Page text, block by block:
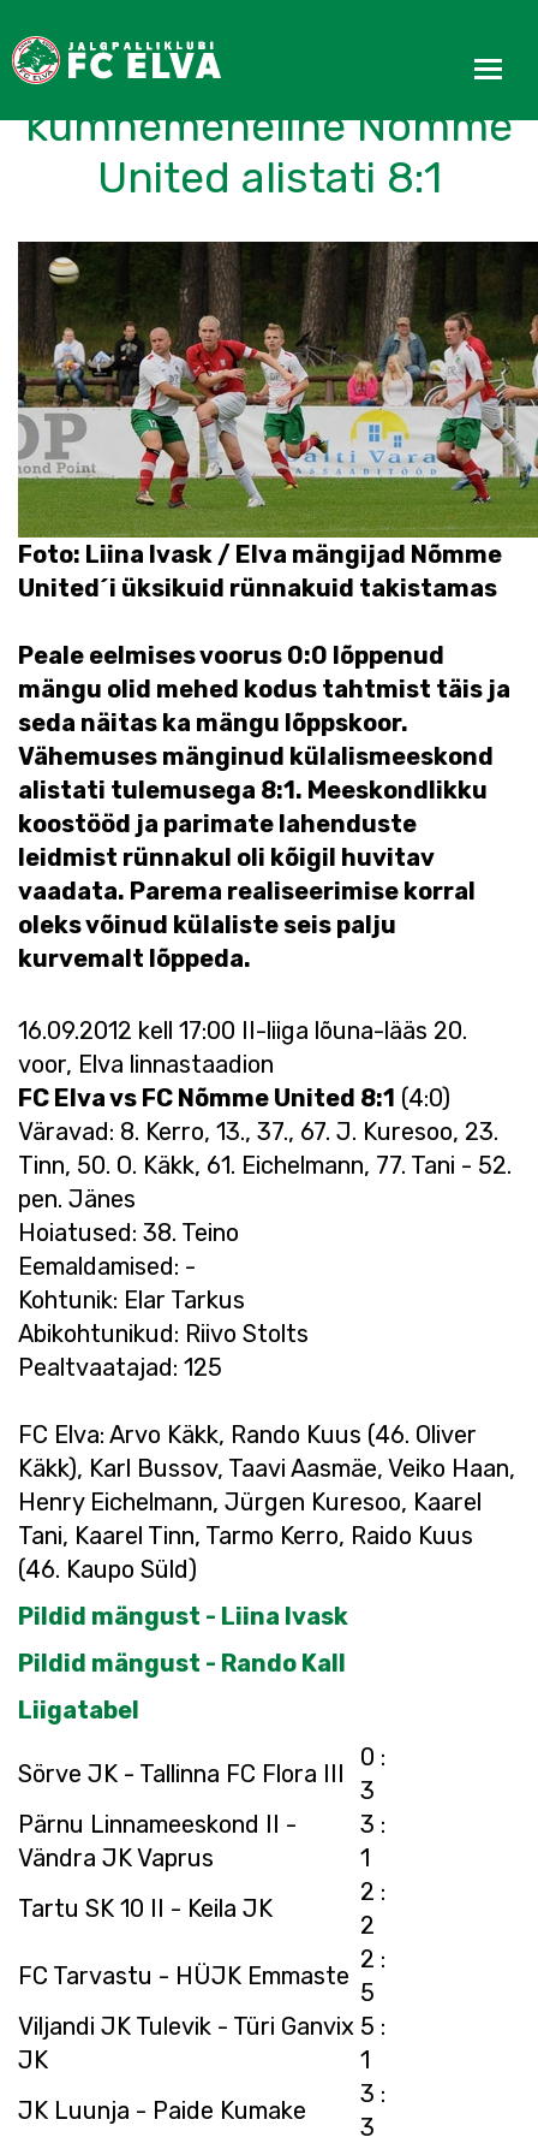
Väravaid igale maitsele,
kümnemeheline Nõmme
United alistati 8:1
Foto: Liina Ivask / Elva mängijad Nõmme
United´i üksikuid rünnakuid takistamas
Peale eelmises voorus 0:0 lõppenud
mängu olid mehed kodus tahtmist täis ja
seda näitas ka mängu lõppskoor.
Vähemuses mänginud külalismeeskond
alistati tulemusega 8:1. Meeskondlikku
koostööd ja parimate lahenduste
leidmist rünnakul oli kõigil huvitav
vaadata. Parema realiseerimise korral
oleks võinud külaliste seis palju
kurvemalt lõppeda.
16.09.2012 kell 17:00 II-liiga lõuna-lääs 20.
voor, Elva linnastaadion
FC Elva vs FC Nõmme United 8:1 (4:0)
Väravad: 8. Kerro, 13., 37., 67. J. Kuresoo, 23.
Tinn, 50. O. Käkk, 61. Eichelmann, 77. Tani - 52.
pen. Jänes
Hoiatused: 38. Teino
Eemaldamised: -
Kohtunik: Elar Tarkus
Abikohtunikud: Riivo Stolts
Pealtvaatajad: 125
FC Elva: Arvo Käkk, Rando Kuus (46. Oliver
Käkk), Karl Bussov, Taavi Aasmäe, Veiko Haan,
Henry Eichelmann, Jürgen Kuresoo, Kaarel
Tani, Kaarel Tinn, Tarmo Kerro, Raido Kuus
(46. Kaupo Süld)
Pildid mängust - Liina Ivask
Pildid mängust - Rando Kall
Liigatabel
Sörve JK - Tallinna FC Flora III
0 :
3
Pärnu Linnameeskond II -
Vändra JK Vaprus
3 :
1
Tartu SK 10 II - Keila JK
2 :
2
FC Tarvastu - HÜJK Emmaste
2 :
5
Viljandi JK Tulevik - Türi Ganvix
JK
5 :
1
JK Luunja - Paide Kumake
3 :
3